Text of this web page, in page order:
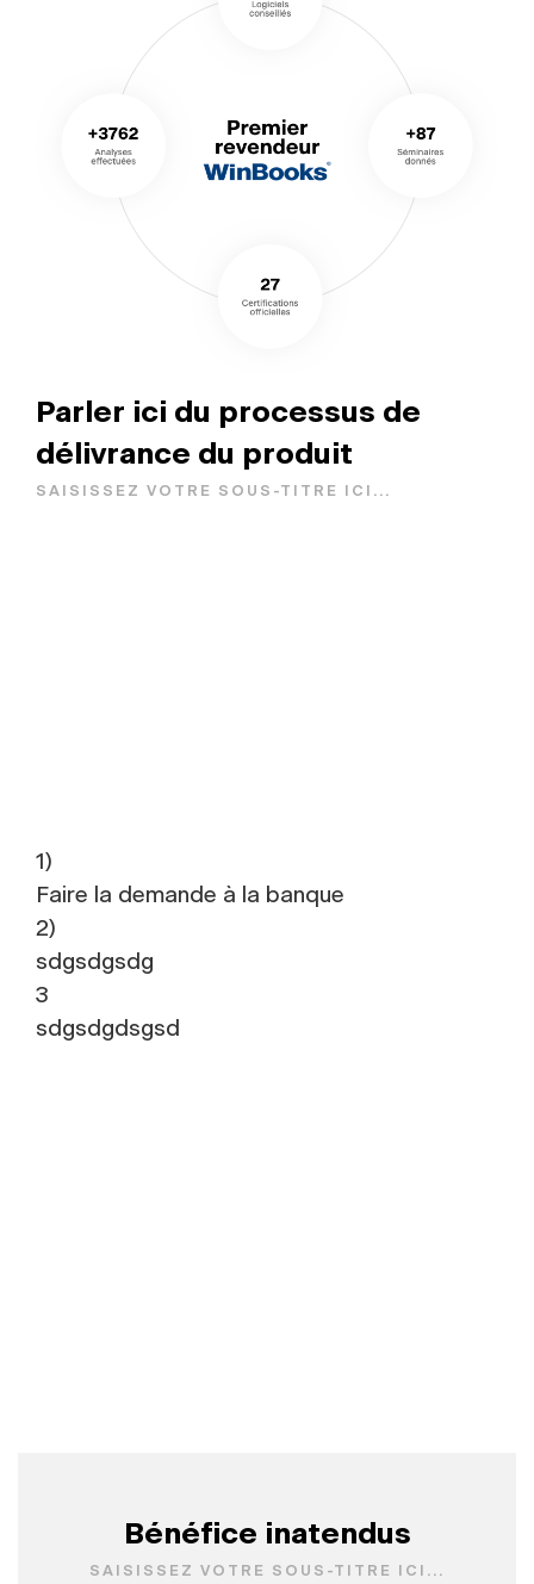
Parler ici du processus de
délivrance du produit
SAISISSEZ VOTRE SOUS-TITRE ICI...
1)
Faire la demande à la banque
2)
sdgsdgsdg
3
sdgsdgdsgsd
Bénéfice inatendus
SAISISSEZ VOTRE SOUS-TITRE ICI...